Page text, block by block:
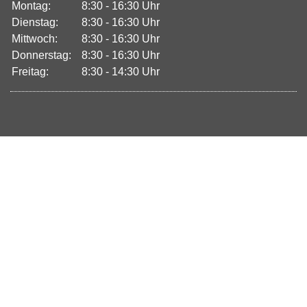
Montag:
8:30 - 16:30 Uhr
Dienstag:
8:30 - 16:30 Uhr
Mittwoch:
8:30 - 16:30 Uhr
Donnerstag:
8:30 - 16:30 Uhr
Freitag:
8:30 - 14:30 Uhr